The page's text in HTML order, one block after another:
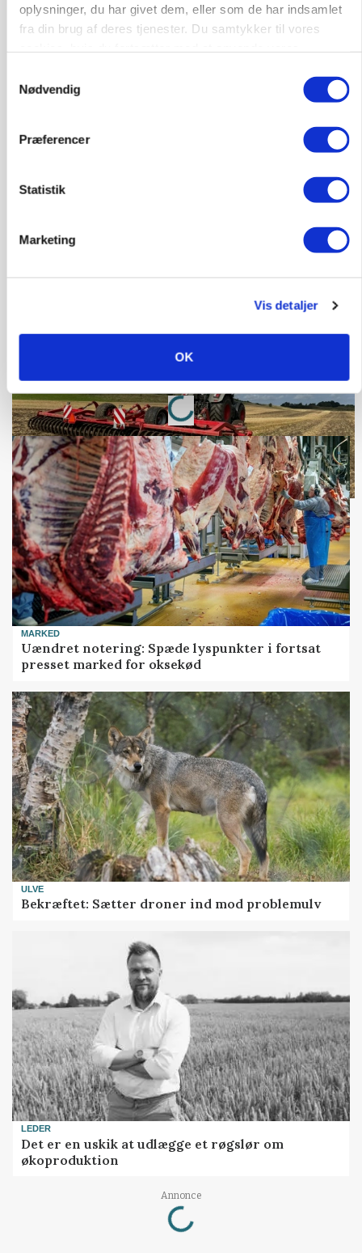
oplysninger, du har givet dem, eller som de har indsamlet
fra din brug af deres tjenester. Du samtykker til vores
Nødvendig
Præferencer
Statistik
Marketing
Vis detaljer
OK
Annonce
KVÆG
Snart kan man søge tilskud til naturprojekter
Før såmaskinen kører: Her er efterårets største
Annonce
Loading...
MARKED
Uændret notering: Spæde lyspunkter i fortsat
presset marked for oksekød
ULVE
Bekræftet: Sætter droner ind mod problemulv
LEDER
Det er en uskik at udlægge et røgslør om
økoproduktion
Annonce
Loading...